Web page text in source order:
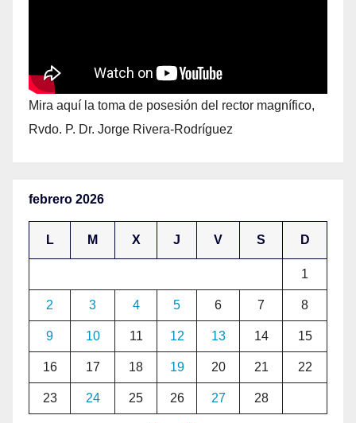
Mira aquí la toma de posesión del rector magnífico,
Rvdo. P. Dr. Jorge Rivera-Rodríguez
febrero 2026
L M X J V S D
1
2 3 4 5 6 7 8
9 10 11 12 13 14 15
16 17 18 19 20 21 22
23 24 25 26 27 28